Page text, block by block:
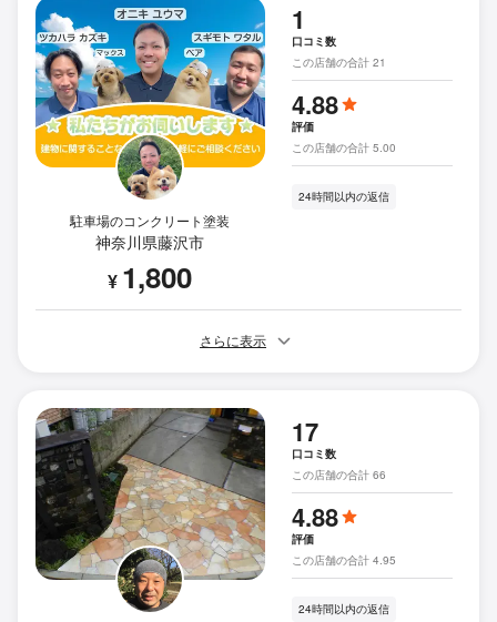
駐車場のコンクリート塗装
神奈川県藤沢市
¥ 1,800
1
口コミ数
この店舗の合計 21
4.88
評価
この店舗の合計 5.00
24時間以内の返信
さらに表示
17
口コミ数
この店舗の合計 66
4.88
評価
この店舗の合計 4.95
24時間以内の返信